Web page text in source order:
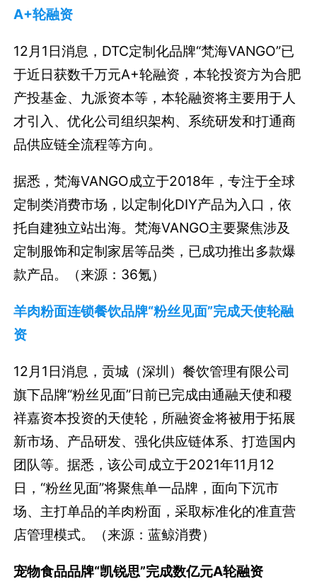
A+轮融资
12月1日消息，DTC定制化品牌“梵海VANGO”已
于近日获数千万元A+轮融资，本轮投资方为合肥
产投基金、九派资本等，本轮融资将主要用于人
才引入、优化公司组织架构、系统研发和打通商
品供应链全流程等方向。
据悉，梵海VANGO成立于2018年，专注于全球
定制类消费市场，以定制化DIY产品为入口，依
托自建独立站出海。梵海VANGO主要聚焦涉及
定制服饰和定制家居等品类，已成功推出多款爆
款产品。（来源：36氪）
羊肉粉面连锁餐饮品牌“粉丝见面”完成天使轮融
资
12月1日消息，贡城（深圳）餐饮管理有限公司
旗下品牌“粉丝见面”日前已完成由通融天使和稷
祥嘉资本投资的天使轮，所融资金将被用于拓展
新市场、产品研发、强化供应链体系、打造国内
团队等。据悉，该公司成立于2021年11月12
日，“粉丝见面”将聚焦单一品牌，面向下沉市
场、主打单品的羊肉粉面，采取标准化的准直营
店管理模式。（来源：蓝鲸消费）
宠物食品品牌“凯锐思”完成数亿元A轮融资